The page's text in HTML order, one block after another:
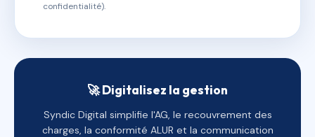
confidentialité).
🚀 Digitalisez la gestion
Syndic Digital simplifie l'AG, le recouvrement des
charges, la conformité ALUR et la communication